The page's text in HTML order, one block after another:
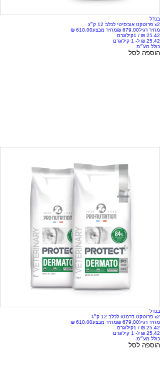
בנדל
x2 פרוטקט אובסיטי לכלב 12 ק״ג
מחיר רגיל
מחיר מבצע
/ 1קילוגרם
כולל מע״מ
הוספה לסל
בנדל
x2 פרוטקט דרמטו לכלב 12 ק״ג
מחיר רגיל
מחיר מבצע
/ 1קילוגרם
כולל מע״מ
הוספה לסל